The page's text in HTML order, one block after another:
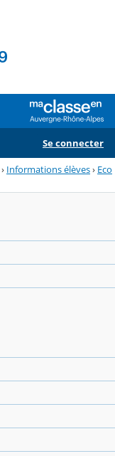
Se connecter
› Informations élèves› Eco